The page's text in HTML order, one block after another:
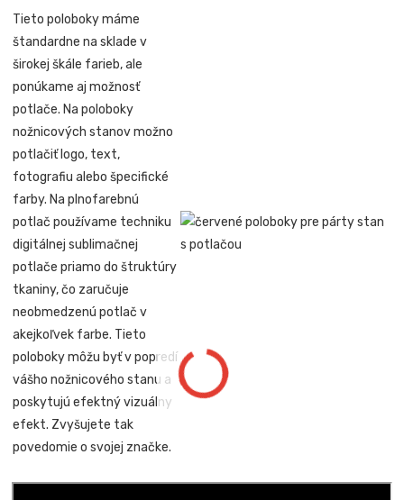
Tieto poloboky máme
štandardne na sklade v
širokej škále farieb, ale
ponúkame aj možnosť
potlače. Na poloboky
nožnicových stanov možno
potlačiť logo, text,
fotografiu alebo špecifické
farby. Na plnofarebnú
potlač používame techniku
digitálnej sublimačnej
potlače priamo do štruktúry
tkaniny, čo zaručuje
neobmedzenú potlač v
akejkoľvek farbe. Tieto
poloboky môžu byť v popredí
vášho nožnicového stanu a
poskytujú efektný vizuálny
efekt. Zvyšujete tak
povedomie o svojej značke.